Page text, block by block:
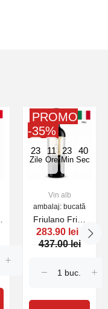
23
Zile
11
Ore
23
Min
40
Sec
PROMO
-35%
Vin alb
ambalaj: bucată
Friulano Friuli
2023 MYO, alb,
750 ml
283.90 lei
437.00 lei